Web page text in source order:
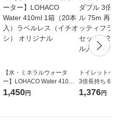
【水・ミネラルウォータ
ー】LOHACO Water 410ml
1箱（20本入）ラベルレス
1,450円
トイレットペ
3倍長持ち 6ロール
紙配合 スコッ
1,376円